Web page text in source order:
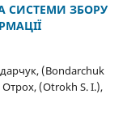
СИСТЕМИ ЗБОРУ
(Bondarchuk
Отрох, (Otrokh S. I.),